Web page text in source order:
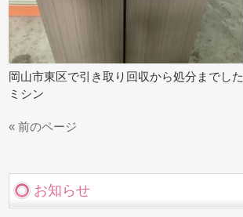
岡山市東区で引き取り回収から処分までした
ミシン
« 前のページ
お知らせ